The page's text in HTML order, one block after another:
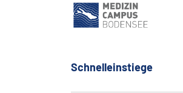
Schnelleinstiege